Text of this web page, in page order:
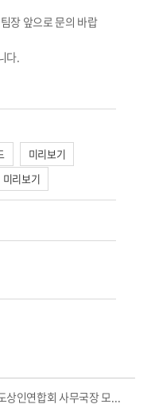
장 앞으로 문의 바랍
다.
미리보기
미리보기
[구인 마감] 강원특별자치도상인연합회 사무국장 모집공고(접수기간 05.08(금)~05.14(목)까지)